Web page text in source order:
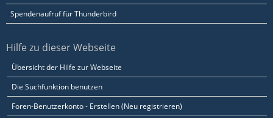
Spendenaufruf für Thunderbird
Hilfe zu dieser Webseite
Übersicht der Hilfe zur Webseite
Die Suchfunktion benutzen
Foren-Benutzerkonto - Erstellen (Neu registrieren)